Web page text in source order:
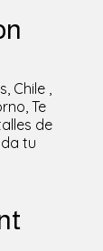
Chile ,
Te
de
tu